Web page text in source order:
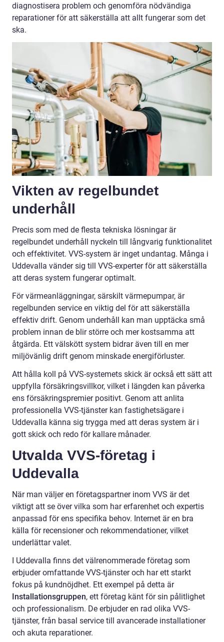
diagnostisera problem och genomföra nödvändiga
reparationer för att säkerställa att allt fungerar som det
ska.
Vikten av regelbundet
underhåll
Precis som med de flesta tekniska lösningar är
regelbundet underhåll nyckeln till långvarig funktionalitet
och effektivitet. VVS-system är inget undantag. Många i
Uddevalla vänder sig till VVS-experter för att säkerställa
att deras system fungerar optimalt.
För värmeanläggningar, särskilt värmepumpar, är
regelbunden service en viktig del för att säkerställa
effektiv drift. Genom underhåll kan man upptäcka små
problem innan de blir större och mer kostsamma att
åtgärda. Ett välskött system bidrar även till en mer
miljövänlig drift genom minskade energiförluster.
Att hålla koll på VVS-systemets skick är också ett sätt att
uppfylla försäkringsvillkor, vilket i längden kan påverka
ens försäkringspremier positivt. Genom att anlita
professionella VVS-tjänster kan fastighetsägare i
Uddevalla känna sig trygga med att deras system är i
gott skick och redo för kallare månader.
Utvalda VVS-företag i
Uddevalla
När man väljer en företagspartner inom VVS är det
viktigt att se över vilka som har erfarenhet och expertis
anpassad för ens specifika behov. Internet är en bra
källa för recensioner och rekommendationer, vilket
underlättar valet.
I Uddevalla finns det välrenommerade företag som
erbjuder omfattande VVS-tjänster och har ett starkt
fokus på kundnöjdhet. Ett exempel på detta är
Installationsgruppen, ett företag känt för sin pålitlighet
och professionalism. De erbjuder en rad olika VVS-
tjänster, från basal service till avancerade installationer
och akuta reparationer.